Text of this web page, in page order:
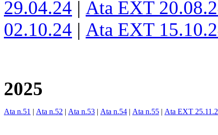
29.04.24 | Ata EXT
02.10.24 | Ata EXT
2025
Ata n.51 | Ata n.52 | Ata n.53 | Ata n.54 | Ata n.55 | Ata EXT